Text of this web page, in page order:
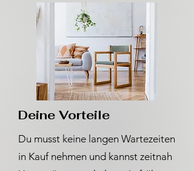
Deine Vorteile
Du musst keine langen Wartezeiten
in Kauf nehmen und kannst zeitnah